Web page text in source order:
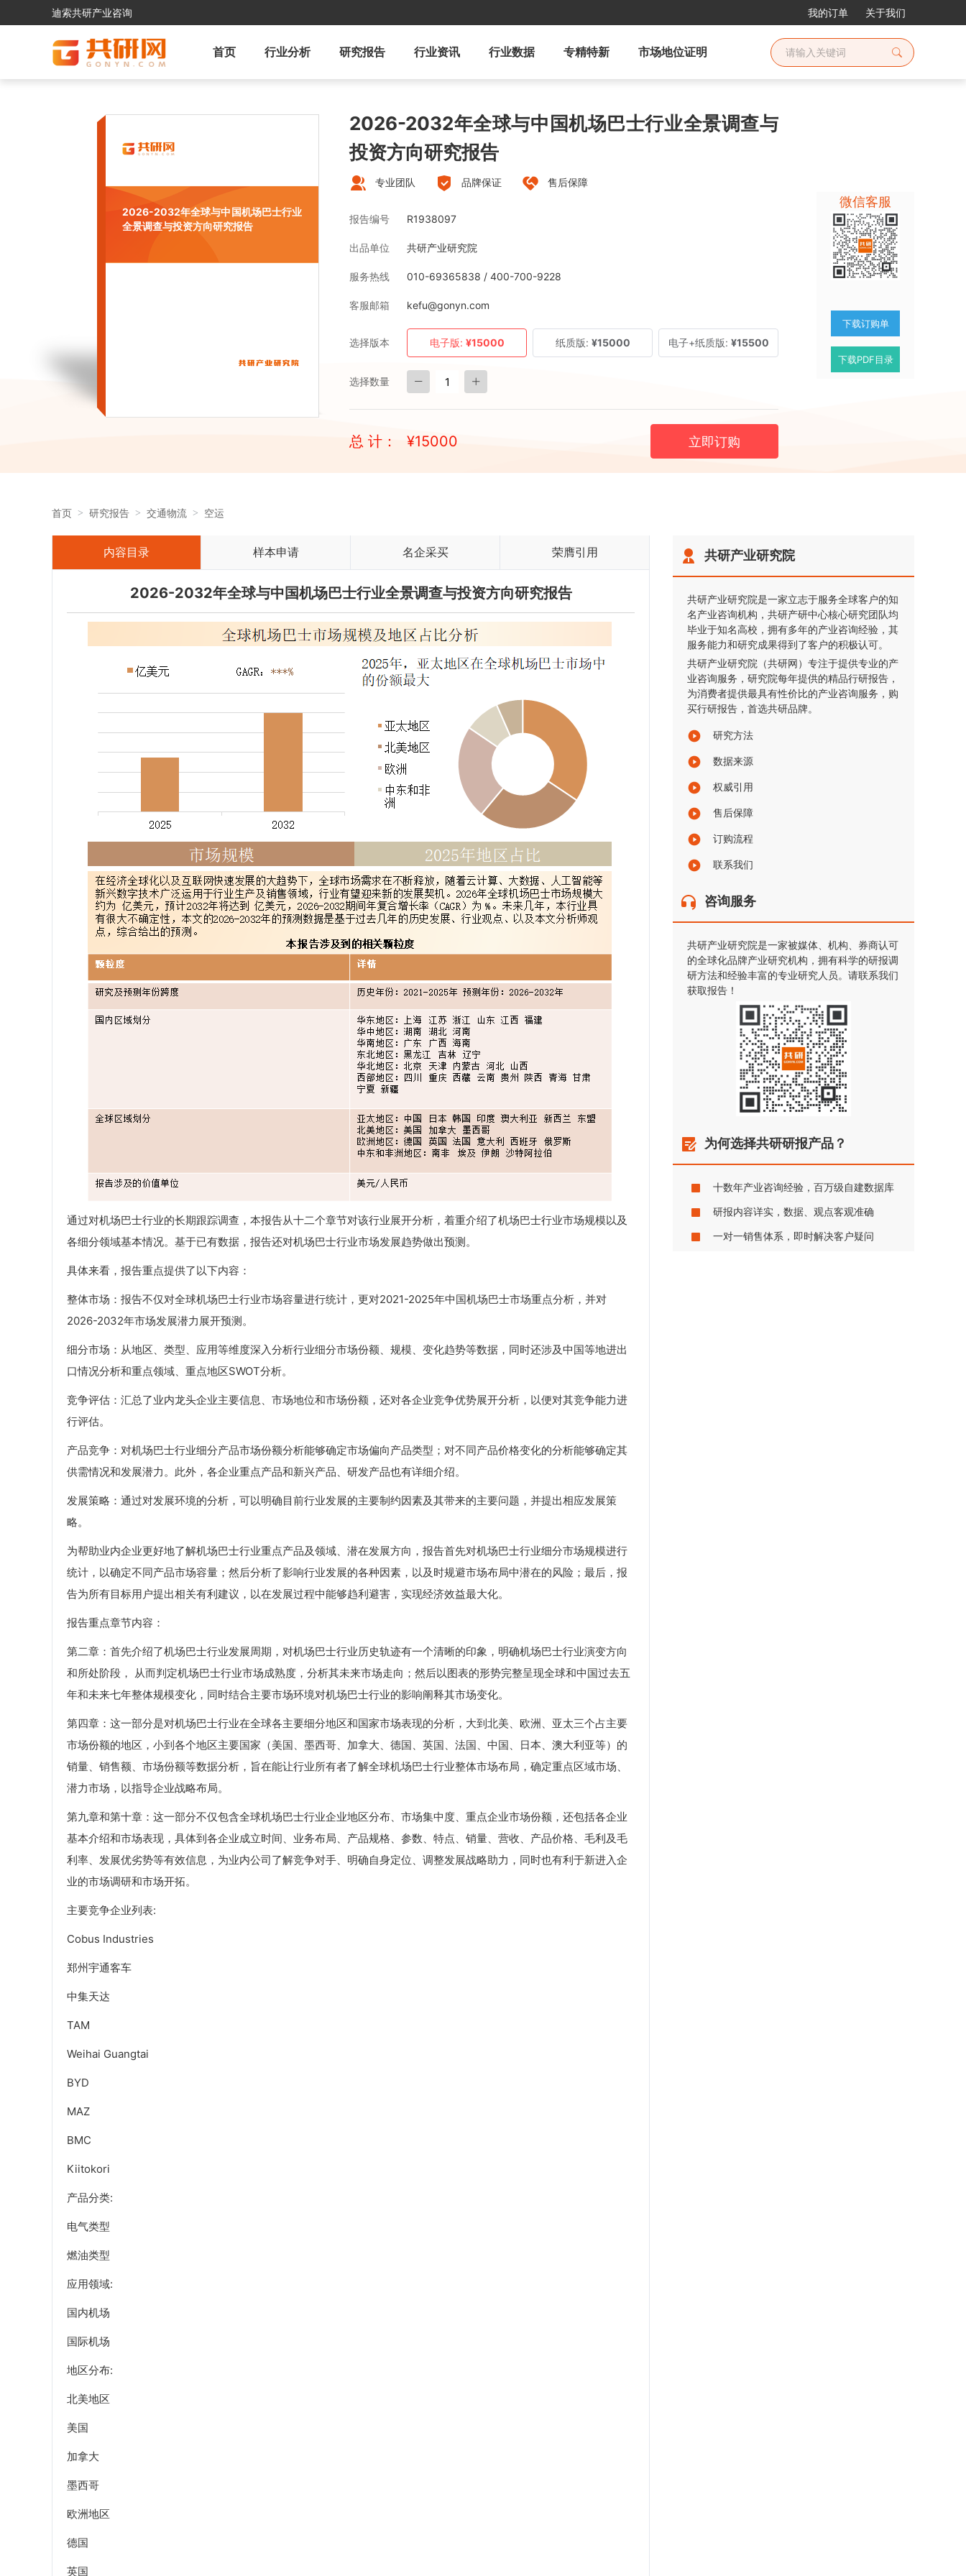
迪索共研产业咨询 我的订单 关于我们
首页 行业分析 研究报告 行业资讯 行业数据 专精特新 市场地位证明
2026-2032年全球与中国机场巴士行业
全景调查与投资方向研究报告
2026-2032年全球与中国机场巴士行业全景调查与
投资方向研究报告
专业团队 品牌保证 售后保障
报告编号 R1938097
出品单位 共研产业研究院
服务热线 010-69365838 / 400-700-9228
客服邮箱 kefu@gonyn.com
选择版本 电子版: ¥15000 纸质版: ¥15000 电子+纸质版: ¥15500
选择数量
总 计： ¥15000 立即订购
微信客服
下载订购单
下载PDF目录
首页 研究报告 交通物流 空运
内容目录 样本申请 名企采买 荣膺引用
2026-2032年全球与中国机场巴士行业全景调查与投资方向研究报告
通过对机场巴士行业的长期跟踪调查，本报告从十二个章节对该行业展开分析，着重介绍了机场巴士行业市场规模以及
各细分领域基本情况。基于已有数据，报告还对机场巴士行业市场发展趋势做出预测。
具体来看，报告重点提供了以下内容：
整体市场：报告不仅对全球机场巴士行业市场容量进行统计，更对2021-2025年中国机场巴士市场重点分析，并对
2026-2032年市场发展潜力展开预测。
细分市场：从地区、类型、应用等维度深入分析行业细分市场份额、规模、变化趋势等数据，同时还涉及中国等地进出
口情况分析和重点领域、重点地区SWOT分析。
竞争评估：汇总了业内龙头企业主要信息、市场地位和市场份额，还对各企业竞争优势展开分析，以便对其竞争能力进
行评估。
产品竞争：对机场巴士行业细分产品市场份额分析能够确定市场偏向产品类型；对不同产品价格变化的分析能够确定其
供需情况和发展潜力。此外，各企业重点产品和新兴产品、研发产品也有详细介绍。
发展策略：通过对发展环境的分析，可以明确目前行业发展的主要制约因素及其带来的主要问题，并提出相应发展策
略。
为帮助业内企业更好地了解机场巴士行业重点产品及领域、潜在发展方向，报告首先对机场巴士行业细分市场规模进行
统计，以确定不同产品市场容量；然后分析了影响行业发展的各种因素，以及时规避市场布局中潜在的风险；最后，报
告为所有目标用户提出相关有利建议，以在发展过程中能够趋利避害，实现经济效益最大化。
报告重点章节内容：
第二章：首先介绍了机场巴士行业发展周期，对机场巴士行业历史轨迹有一个清晰的印象，明确机场巴士行业演变方向
和所处阶段， 从而判定机场巴士行业市场成熟度，分析其未来市场走向；然后以图表的形势完整呈现全球和中国过去五
年和未来七年整体规模变化，同时结合主要市场环境对机场巴士行业的影响阐释其市场变化。
第四章：这一部分是对机场巴士行业在全球各主要细分地区和国家市场表现的分析，大到北美、欧洲、亚太三个占主要
市场份额的地区，小到各个地区主要国家（美国、墨西哥、加拿大、德国、英国、法国、中国、日本、澳大利亚等）的
销量、销售额、市场份额等数据分析，旨在能让行业所有者了解全球机场巴士行业整体市场布局，确定重点区域市场、
潜力市场，以指导企业战略布局。
第九章和第十章：这一部分不仅包含全球机场巴士行业企业地区分布、市场集中度、重点企业市场份额，还包括各企业
基本介绍和市场表现，具体到各企业成立时间、业务布局、产品规格、参数、特点、销量、营收、产品价格、毛利及毛
利率、发展优劣势等有效信息，为业内公司了解竞争对手、明确自身定位、调整发展战略助力，同时也有利于新进入企
业的市场调研和市场开拓。
主要竞争企业列表:
Cobus Industries
郑州宇通客车
中集天达
TAM
Weihai Guangtai
BYD
MAZ
BMC
Kiitokori
产品分类:
电气类型
燃油类型
应用领域:
国内机场
国际机场
地区分布:
北美地区
美国
加拿大
墨西哥
欧洲地区
德国
英国
共研产业研究院
共研产业研究院是一家立志于服务全球客户的知
名产业咨询机构，共研产研中心核心研究团队均
毕业于知名高校，拥有多年的产业咨询经验，其
服务能力和研究成果得到了客户的积极认可。
共研产业研究院（共研网）专注于提供专业的产
业咨询服务，研究院每年提供的精品行研报告，
为消费者提供最具有性价比的产业咨询服务，购
买行研报告，首选共研品牌。
研究方法
数据来源
权威引用
售后保障
订购流程
联系我们
咨询服务
共研产业研究院是一家被媒体、机构、券商认可
的全球化品牌产业研究机构，拥有科学的研报调
研方法和经验丰富的专业研究人员。请联系我们
获取报告！
为何选择共研研报产品？
十数年产业咨询经验，百万级自建数据库
研报内容详实，数据、观点客观准确
一对一销售体系，即时解决客户疑问